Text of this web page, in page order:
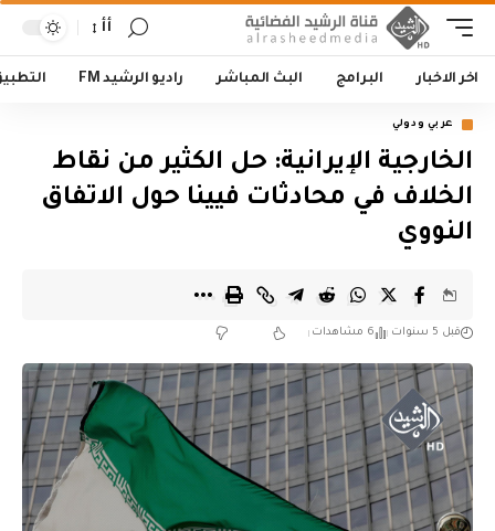
أأ
اخر الاخبار البرامج البث المباشر راديو الرشيد FM
عربي ودولي
الخارجية الإيرانية: حل الكثير من نقاط
الخلاف في محادثات فيينا حول الاتفاق
النووي
قبل 5 سنوات 6 مشاهدات